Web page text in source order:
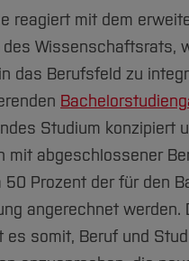
reagiert mit dem
des Wissenschaftsrats,
das Berufsfeld zu
Studium konzipiert
mit abgeschlossener
50 Prozent der für den
angerechnet
es somit, Beruf und